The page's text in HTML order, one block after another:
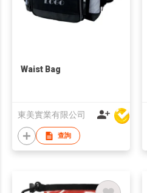
Waist Bag
東美實業有限公司
查詢